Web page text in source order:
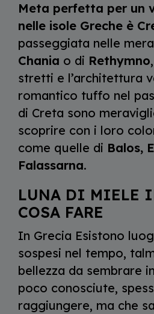
Meta perfetta per un
nelle isole Greche è
passeggiata nelle
Chania o di Rethymno
stretti e l’architettura
romantico tuffo nel
di Creta sono
scoprire con i loro
come quelle di Balos,
Falassarna.
LUNA DI MIELE
COSA FARE
In Grecia Esistono
sospesi nel tempo,
bellezza da sembrare
poco conosciute,
raggiungere, ma che